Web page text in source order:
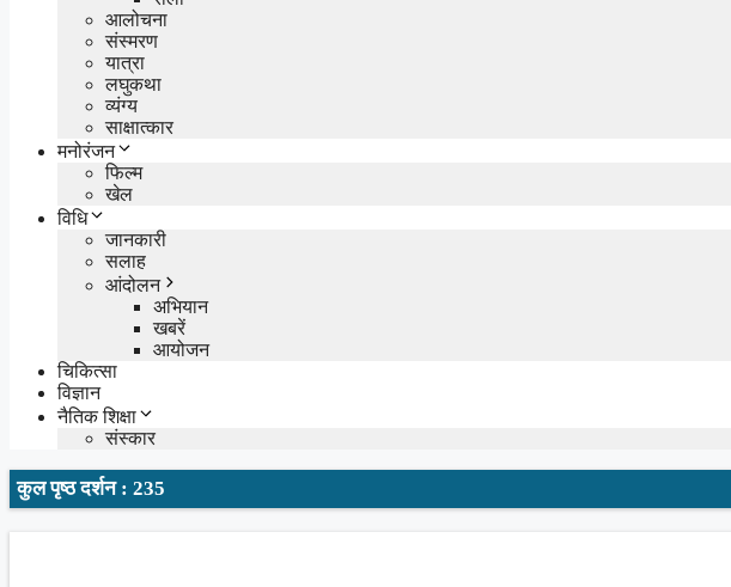
आलोचना
संस्मरण
यात्रा
लघुकथा
व्यंग्य
साक्षात्कार
मनोरंजन
फिल्म
खेल
विधि
जानकारी
सलाह
आंदोलन
अभियान
खबरें
आयोजन
चिकित्सा
विज्ञान
नैतिक शिक्षा
संस्कार
कुल पृष्ठ दर्शन : 235